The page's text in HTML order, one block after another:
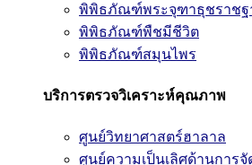
พิพิธภัณฑ์พระจุฑาธุชราชฐ
พิพิธภัณฑ์พืชมีชีวิต
พิพิธภัณฑ์สมุนไพร
บริการตรวจวิเคราะห์คุณภาพ
ศูนย์วิทยาศาสตร์ฮาลาล
ศูนย์ความเป็นเลิศด้านการจั